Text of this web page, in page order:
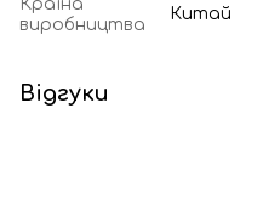
Країна
виробництва
Китай
Відгуки